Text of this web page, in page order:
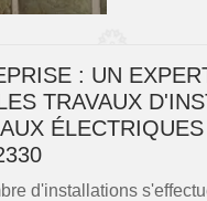
: UN
TRAVAUX
d'installations